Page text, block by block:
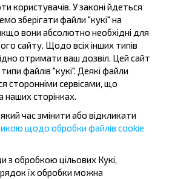
Показати ще
користувачів. У законі йдеться
зберігати файли "кукі" на
вони абсолютно необхідні для
сайту. Щодо всіх інших типів
отримати ваш дозвіл. Цей сайт
файлів "кукі". Деякі файли
сторонніми сервісами, що
сторінках.
час змінити або відкликати
щодо обробки файлів cookie
з обробкою цільових Кукі,
їх обробки можна